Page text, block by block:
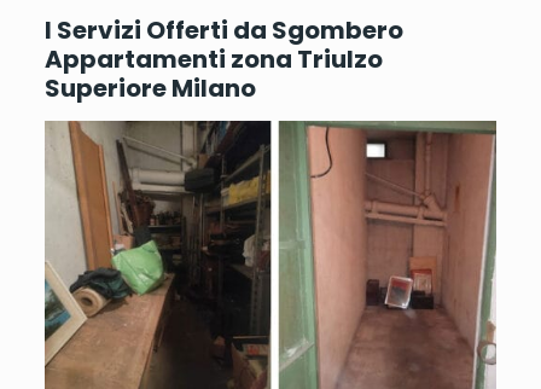
I Servizi Offerti da Sgombero
Appartamenti zona Triulzo
Superiore Milano